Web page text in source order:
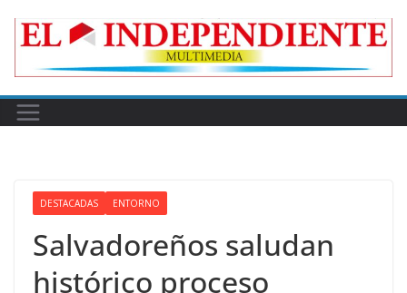
DESTACADAS ENTORNO
Salvadoreños saludan
histórico proceso